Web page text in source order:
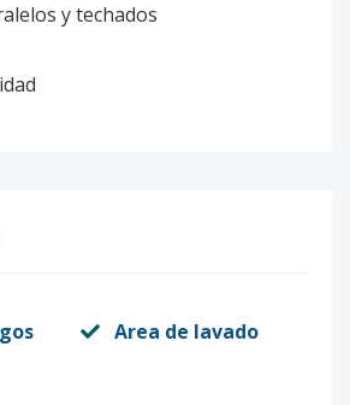
y techados
Area de lavado